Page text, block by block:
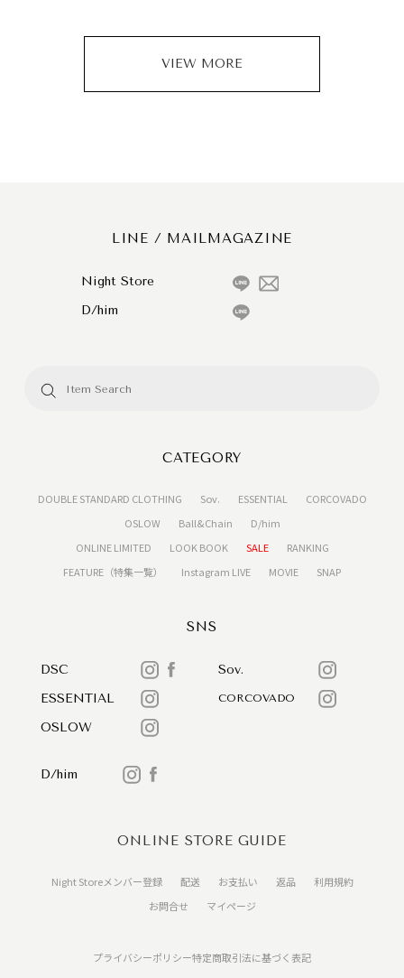
VIEW MORE
LINE / MAILMAGAZINE
Night Store
D/him
CATEGORY
DOUBLE STANDARD CLOTHING Sov. ESSENTIAL
CORCOVADO
OSLOW
Ball&Chain
D/him
ONLINE LIMITED
LOOK BOOK SALE
RANKING
FEATURE（特集一覧）
Instagram LIVE MOVIE SNAP
SNS
DSC
Sov.
ESSENTIAL
CORCOVADO
OSLOW
D/him
ONLINE STORE GUIDE
Night Storeメンバー登録 配送 お支払い 返品
利用規約
お問合せ
マイページ
プライバシーポリシー特定商取引法に基づく表記